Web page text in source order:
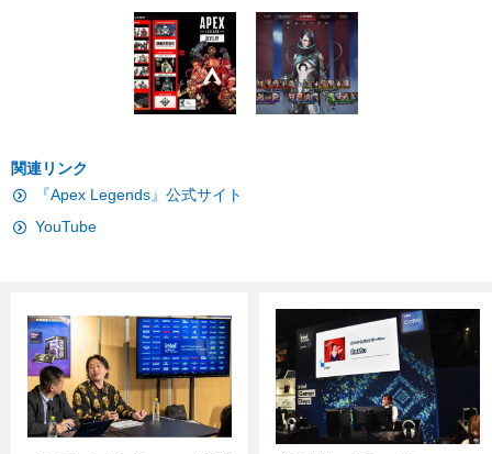
関連リンク
『Apex Legends』公式サイト
YouTube